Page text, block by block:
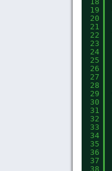
19
20
21
22
23
24
25
26
27
28
29
30
31
32
33
34
35
36
37
38